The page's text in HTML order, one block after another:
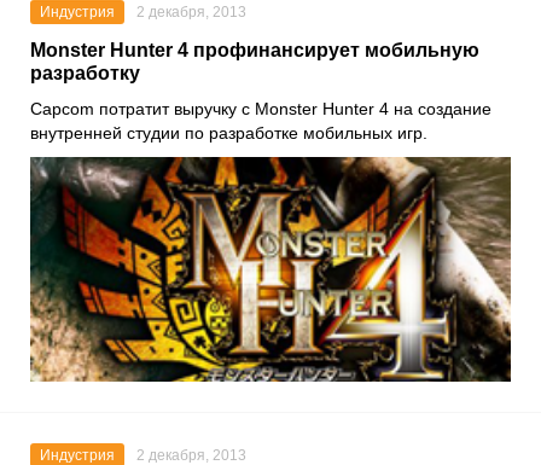
Индустрия 2 декабря, 2013
Monster Hunter 4 профинансирует мобильную
разработку
Capcom потратит выручку с Monster Hunter 4 на создание
внутренней студии по разработке мобильных игр.
Индустрия 2 декабря, 2013